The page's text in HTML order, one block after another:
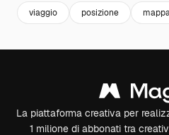
viaggio posizione
La piattaforma creativa per
1 milione di abbonati tra